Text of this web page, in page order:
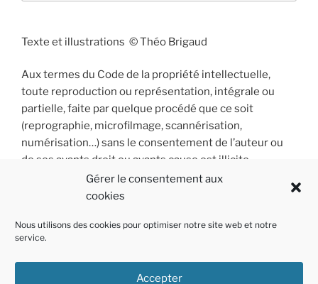
Gérer le consentement aux
cookies
Nous utilisons des cookies pour optimiser notre site web et notre
service.
Accepter
Texte et illustrations © Théo Brigaud
Aux termes du Code de la propriété intellectuelle,
toute reproduction ou représentation, intégrale ou
partielle, faite par quelque procédé que ce soit
(reprographie, microfilmage, scannérisation,
numérisation…) sans le consentement de l’auteur ou
de ses ayants droit ou ayants cause est illicite
et constitue une contrefaçon sanctionnée par les
articles L 335-2 et suivants du Code de la propriété